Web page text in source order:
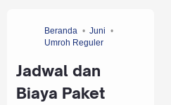
Beranda
Juni
Umroh Reguler
Jadwal dan
Biaya Paket